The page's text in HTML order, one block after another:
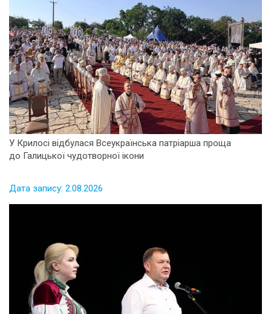
У Крилосі відбулася Всеукраїнська патріарша проща
до Галицької чудотворної ікони
Дата запису: 2.08.2026